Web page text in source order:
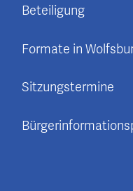
Beteiligung
Formate in
Sitzungstermine